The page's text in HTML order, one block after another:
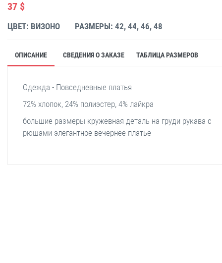
37 $
ЦВЕТ: ВИЗОНО РАЗМЕРЫ: 42, 44, 46, 48
ОПИСАНИЕ СВЕДЕНИЯ О ЗАКАЗЕ ТАБЛИЦА РАЗМЕРОВ
Одежда - Повседневные платья
72% хлопок, 24% полиэстер, 4% лайкра
большие размеры кружевная деталь на груди рукава с
рюшами элегантное вечернее платье